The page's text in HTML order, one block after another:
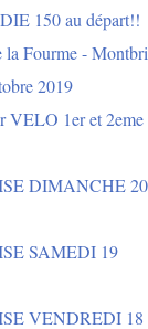
150 au départ!!
la Fourme -
2019
VELO 1er et 2eme
DIMANCHE 20
SAMEDI 19
VENDREDI 18